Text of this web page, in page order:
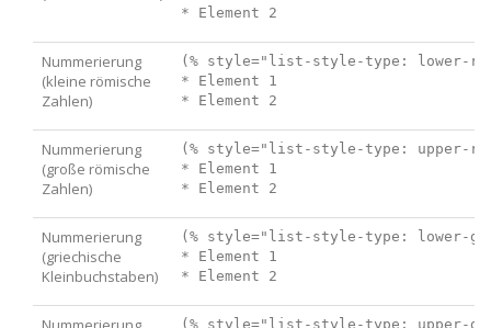
Nummerierung
(kleine römische
Zahlen)
(% style="list-style-type: lower-
* Element 1
Nummerierung
(große römische
Zahlen)
(% style="list-style-type: upper-
* Element 1
Nummerierung
(griechische
Kleinbuchstaben)
(% style="list-style-type: lower-
* Element 1
(% style="list-style-type: upper-